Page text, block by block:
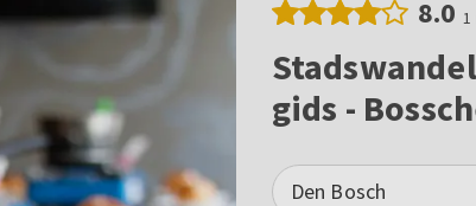
8.0 1
gids -
Den Bosch